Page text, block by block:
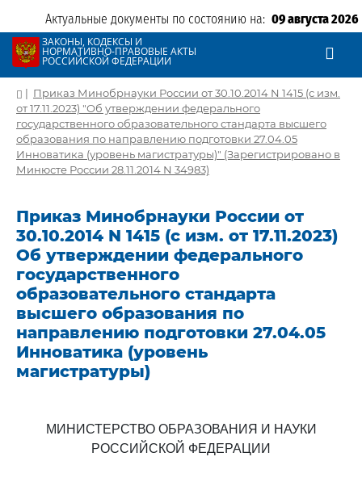
Актуальные документы по состоянию на: 09 августа 2026
ЗАКОНЫ, КОДЕКСЫ И
НОРМАТИВНО-ПРАВОВЫЕ АКТЫ
РОССИЙСКОЙ ФЕДЕРАЦИИ
| Приказ Минобрнауки России от 30.10.2014 N 1415 (с изм.
от 17.11.2023) "Об утверждении федерального
государственного образовательного стандарта высшего
образования по направлению подготовки 27.04.05
Инноватика (уровень магистратуры)" (Зарегистрировано в
Минюсте России 28.11.2014 N 34983)
Приказ Минобрнауки России от
30.10.2014 N 1415 (с изм. от 17.11.2023)
Об утверждении федерального
государственного
образовательного стандарта
высшего образования по
направлению подготовки 27.04.05
Инноватика (уровень
магистратуры)
МИНИСТЕРСТВО ОБРАЗОВАНИЯ И НАУКИ
РОССИЙСКОЙ ФЕДЕРАЦИИ